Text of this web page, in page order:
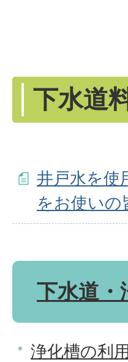
下水道
井戸水を使
をお使いの
下水道・
浄化槽の利